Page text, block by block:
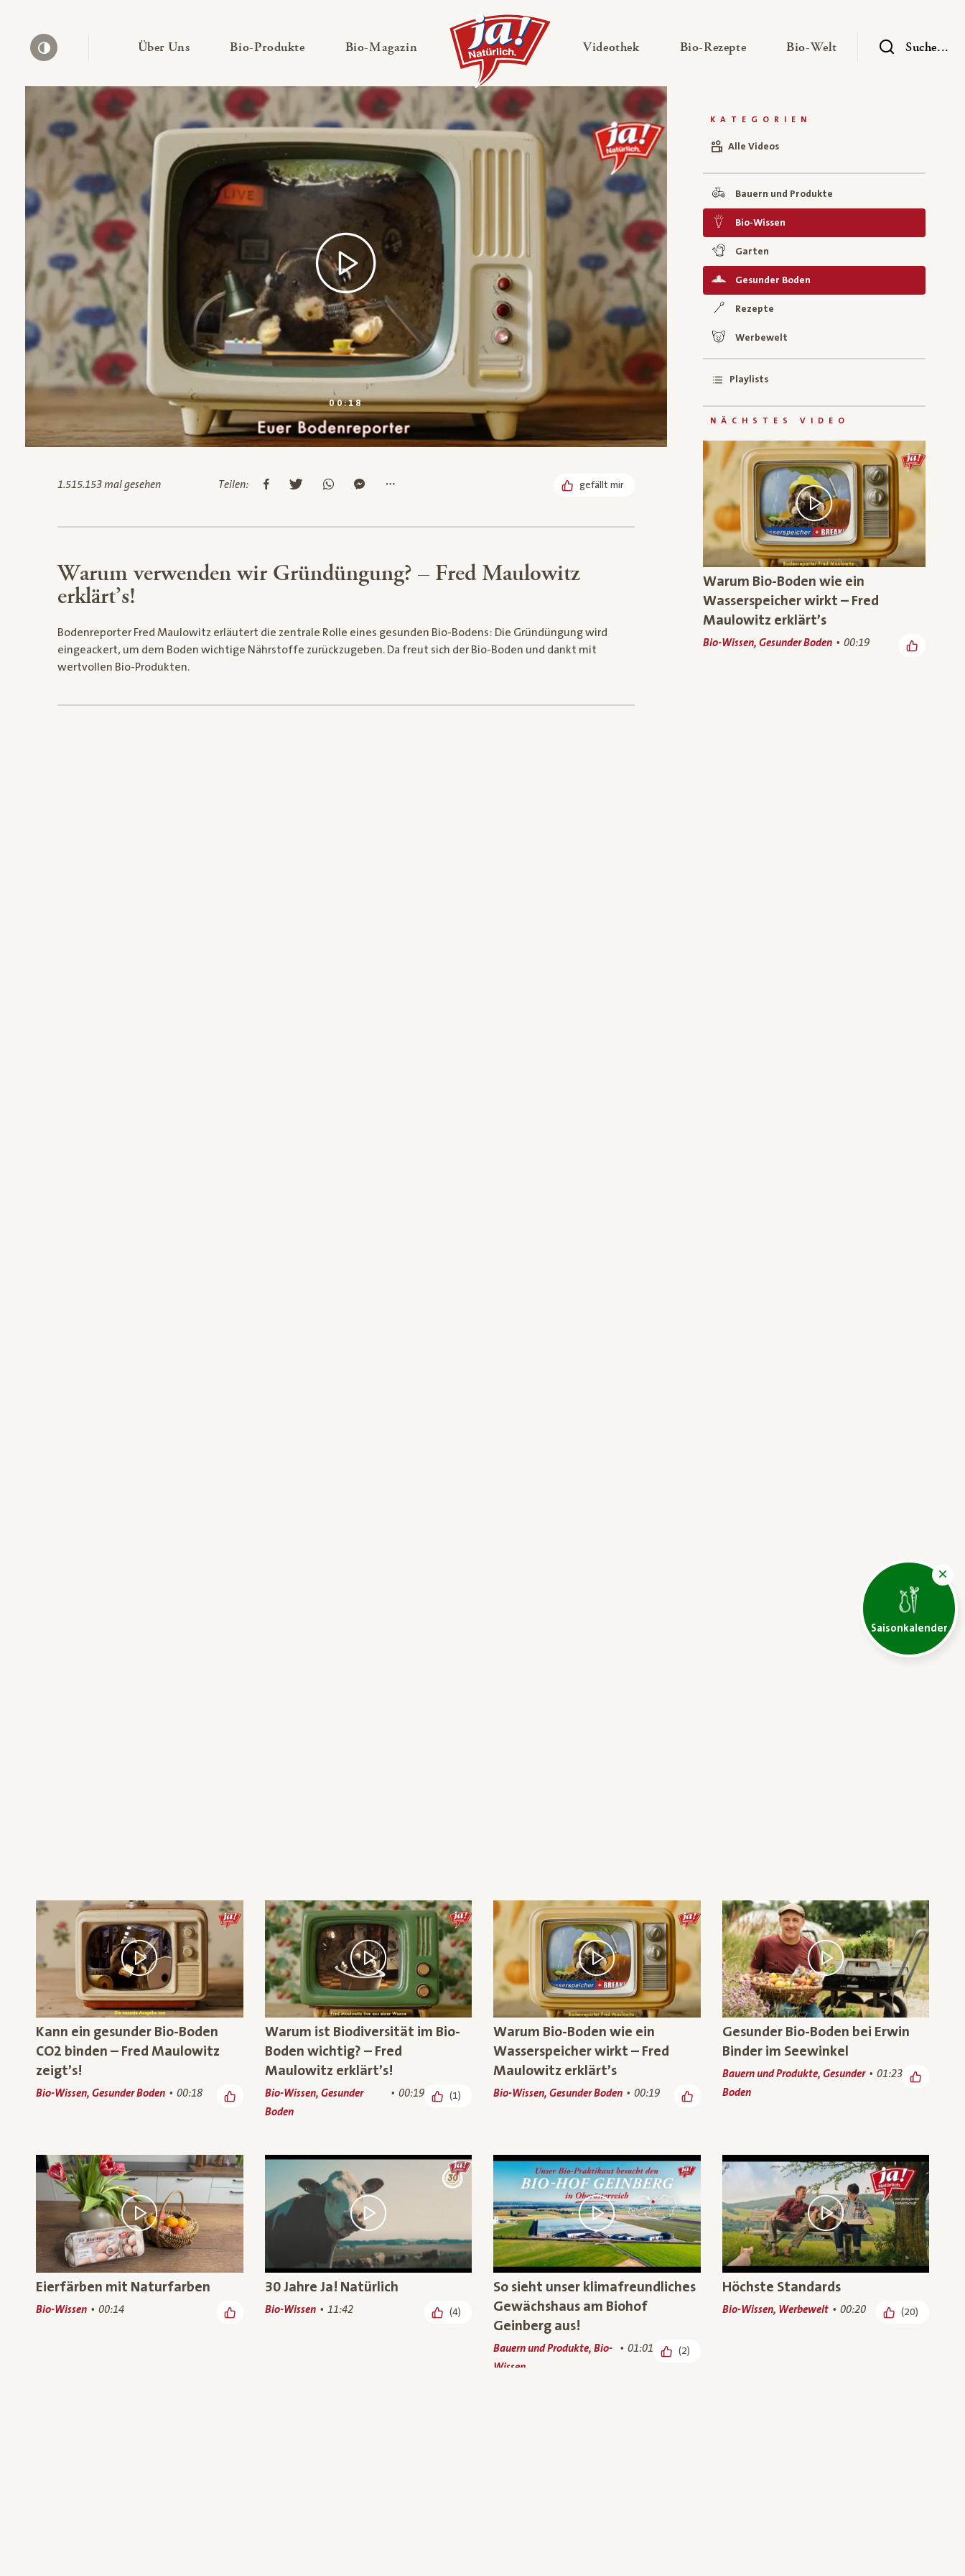
Über Uns— Untermenü ausklappen
Bio-Produkte— Untermenü ausklappen
Bio-Magazin — Untermenü ausklappen Videothek— Untermenü ausklappen
Bio-Rezepte— Untermenü ausklappen
Bio-Welt — UntermenüSuche...
Saisonkalender
Bio-Thek
DAUER:
00:18
1.515.153 mal gesehen Teilen: gefällt mir
Warum verwenden wir Gründüngung? – Fred Maulowitz
erklärt’s!
Bodenreporter Fred Maulowitz erläutert die zentrale Rolle eines gesunden Bio-Bodens: Die Gründüngung wird
eingeackert, um dem Boden wichtige Nährstoffe zurückzugeben. Da freut sich der Bio-Boden und dankt mit
wertvollen Bio-Produkten.
KATEGORIEN
Alle Videos
Bauern und Produkte
Bio-Wissen
Garten
Gesunder Boden
Rezepte
Werbewelt
Playlists
NÄCHSTES VIDEO
Warum Bio-Boden wie ein
Wasserspeicher wirkt – Fred
Maulowitz erklärt’s
Bio-Wissen, Gesunder Boden 00:19
Kann ein gesunder Bio-Boden
CO2 binden – Fred Maulowitz
zeigt’s!
Bio-Wissen, Gesunder Boden 00:18
Warum ist Biodiversität im Bio-
Boden wichtig? – Fred
Maulowitz erklärt’s!
Bio-Wissen, Gesunder
Boden
00:19 (1)
Warum Bio-Boden wie ein
Wasserspeicher wirkt – Fred
Maulowitz erklärt’s
Bio-Wissen, Gesunder Boden 00:19
Gesunder Bio-Boden bei Erwin
Binder im Seewinkel
Bauern und Produkte, Gesunder
Boden
01:23
Eierfärben mit Naturfarben
Bio-Wissen 00:14
30 Jahre Ja! Natürlich
Bio-Wissen 11:42 (4)
So sieht unser klimafreundliches
Gewächshaus am Biohof
Geinberg aus!
Bauern und Produkte, Bio-
Wissen
01:01 (2)
Höchste Standards
Bio-Wissen, Werbewelt 00:20 (20)